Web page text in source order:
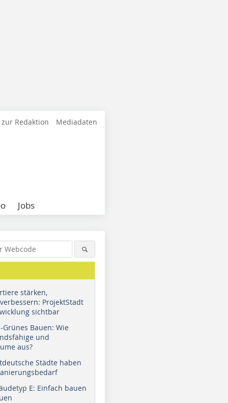
Redaktion Mediadaten
Jobs
stärken,
ProjektStadt
sichtbar
Grünes Bauen: Wie
und
aus?
Städte haben
E: Einfach bauen